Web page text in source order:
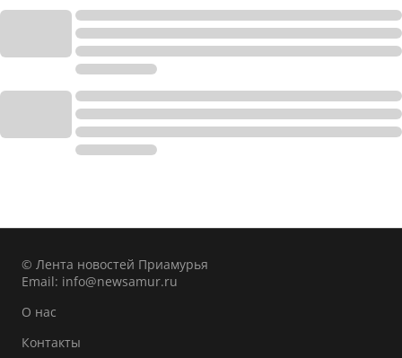
© Лента новостей Приамурья
Email: info@newsamur.ru
О нас
Контакты